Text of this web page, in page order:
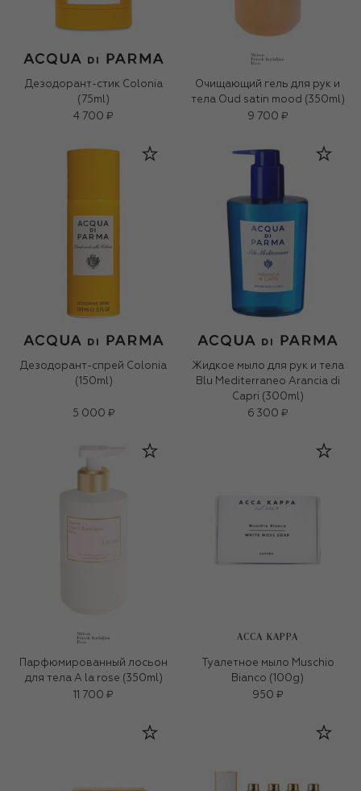
Дезодорант-стик Colonia
(75ml)
4 700 ₽
Очищающий гель для рук и
тела Oud satin mood (350ml)
9 700 ₽
Дезодорант-спрей Colonia
(150ml)
5 000 ₽
Жидкое мыло для рук и тела
Blu Mediterraneo Arancia di
Capri (300ml)
6 300 ₽
Парфюмированный лосьон
для тела A la rose (350ml)
11 700 ₽
ACCA KAPPA
Туалетное мыло Muschio
Bianco (100g)
950 ₽